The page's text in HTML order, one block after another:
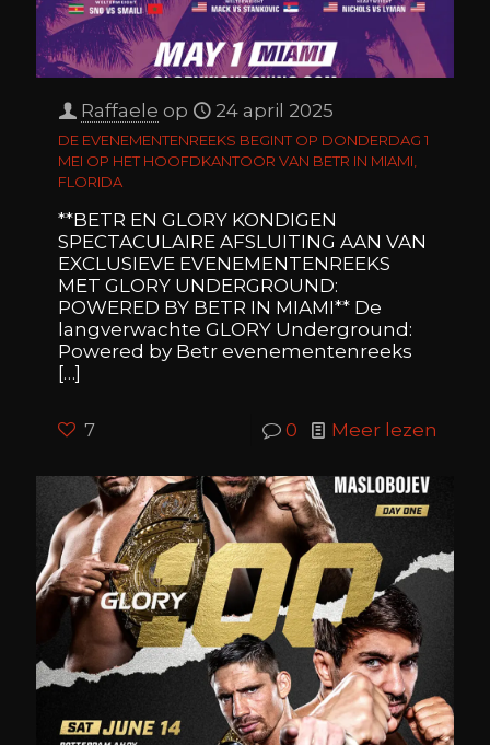
Raffaele op 24 april 2025
DE EVENEMENTENREEKS BEGINT OP DONDERDAG 1
MEI OP HET HOOFDKANTOOR VAN BETR IN MIAMI,
FLORIDA
**BETR EN GLORY KONDIGEN
SPECTACULAIRE AFSLUITING AAN VAN
EXCLUSIEVE EVENEMENTENREEKS
MET GLORY UNDERGROUND:
POWERED BY BETR IN MIAMI** De
langverwachte GLORY Underground:
Powered by Betr evenementenreeks
[…]
7 0 Meer lezen